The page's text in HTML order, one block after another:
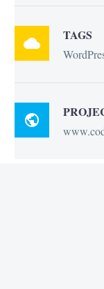

TAGS
